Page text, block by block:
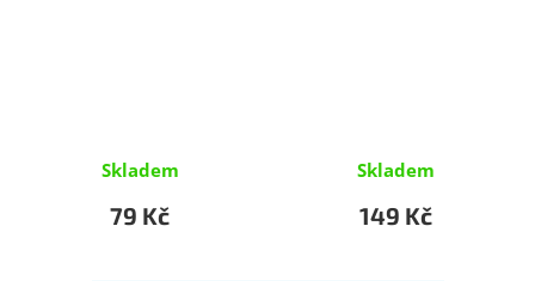
Skladem
79 Kč
Skladem
149 Kč